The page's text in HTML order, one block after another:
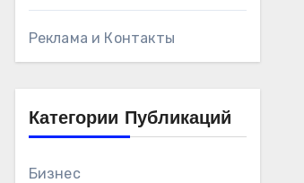
Реклама и Контакты
Категории Публикаций
Бизнес